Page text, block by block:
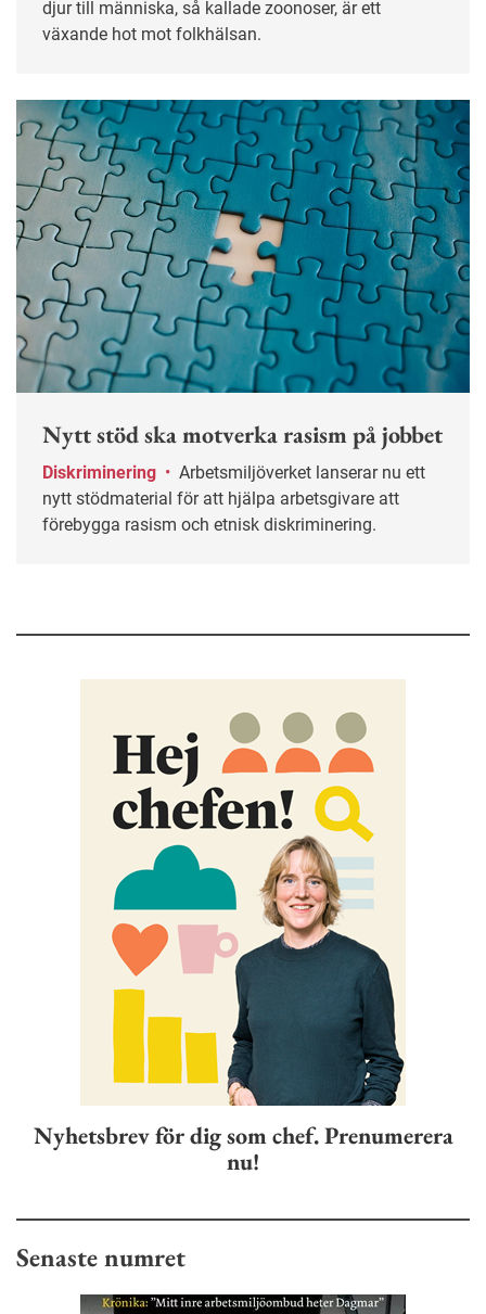
djur till människa, så kallade zoonoser, är ett
växande hot mot folkhälsan.
Nytt stöd ska motverka rasism på jobbet
Diskriminering •
nytt stödmaterial för att hjälpa arbetsgivare att
förebygga rasism och etnisk diskriminering.
Nyhetsbrev för dig som chef. Prenumerera
nu!
Senaste numret